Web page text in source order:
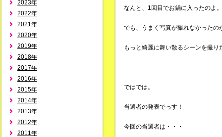
2023年
2022年
2021年
2020年
2019年
2018年
2017年
2016年
2015年
2014年
2013年
2012年
2011年
なんと、1回目でお鍋に入ったのよ。
でも、うまく写真が撮れなかったの
もっと綺麗に舞い散るシーンを撮り
ではでは。
当選者の発表でっす！
今回の当選者は・・・